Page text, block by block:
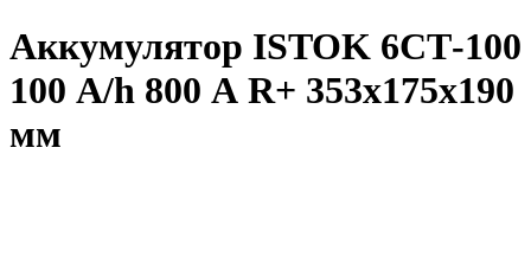
Аккумулятор ISTOK 6CТ-100
100 A/h 800 А R+ 353x175x190
мм